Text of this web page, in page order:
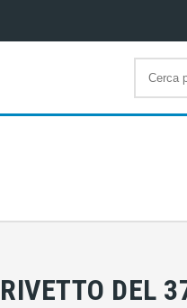
RIVETTO DEL